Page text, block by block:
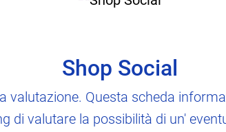
Shop Social
valutazione. Questa scheda
di valutare la possibilità di un'